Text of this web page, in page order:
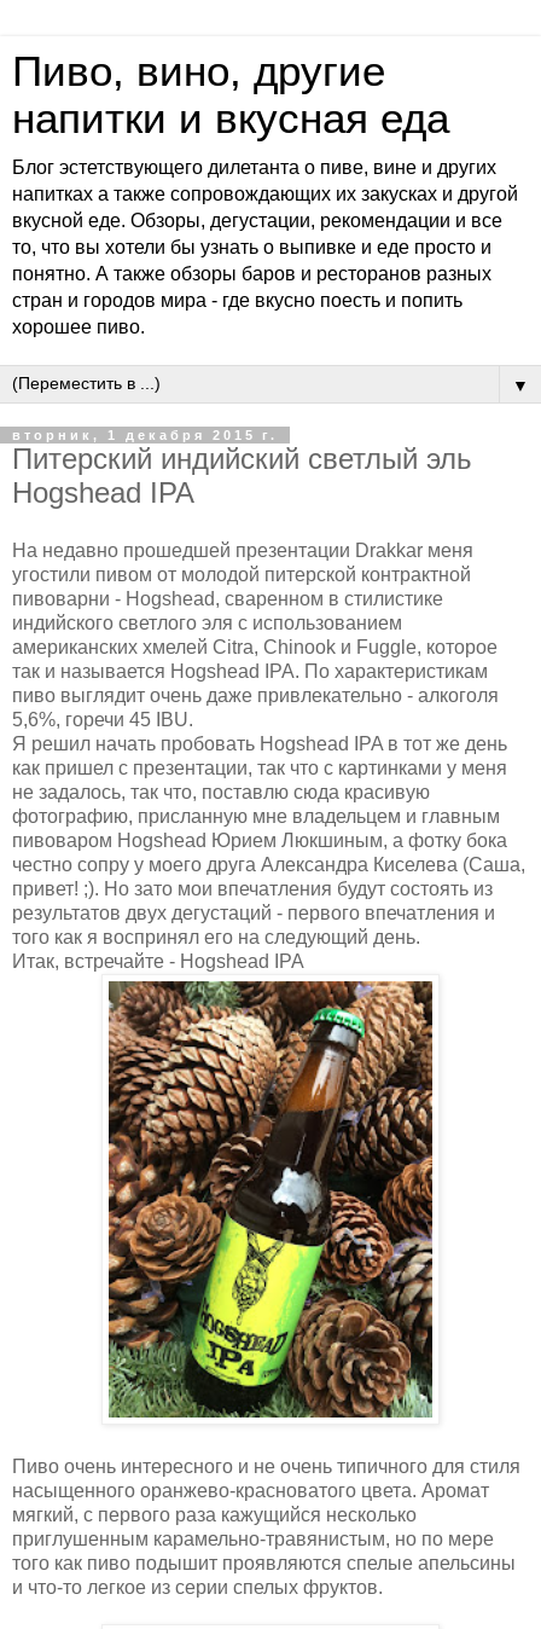
Пиво, вино, другие
напитки и вкусная еда
Блог эстетствующего дилетанта о пиве, вине и других
напитках а также сопровождающих их закусках и другой
вкусной еде. Обзоры, дегустации, рекомендации и все
то, что вы хотели бы узнать о выпивке и еде просто и
понятно. А также обзоры баров и ресторанов разных
стран и городов мира - где вкусно поесть и попить
хорошее пиво.
▼
вторник, 1 декабря 2015 г.
Питерский индийский светлый эль
Hogshead IPA
На недавно прошедшей презентации Drakkar меня
угостили пивом от молодой питерской контрактной
пивоварни - Hogshead, сваренном в стилистике
индийского светлого эля с использованием
американских хмелей Citra, Chinook и Fuggle, которое
так и называется Hogshead IPA. По характеристикам
пиво выглядит очень даже привлекательно - алкоголя
5,6%, горечи 45 IBU.
Я решил начать пробовать Hogshead IPA в тот же день
как пришел с презентации, так что с картинками у меня
не задалось, так что, поставлю сюда красивую
фотографию, присланную мне владельцем и главным
пивоваром Hogshead Юрием Люкшиным, а фотку бока
честно сопру у моего друга Александра Киселева (Саша,
привет! ;). Но зато мои впечатления будут состоять из
результатов двух дегустаций - первого впечатления и
того как я воспринял его на следующий день.
Итак, встречайте - Hogshead IPA
Пиво очень интересного и не очень типичного для стиля
насыщенного оранжево-красноватого цвета. Аромат
мягкий, с первого раза кажущийся несколько
приглушенным карамельно-травянистым, но по мере
того как пиво подышит проявляются спелые апельсины
и что-то легкое из серии спелых фруктов.